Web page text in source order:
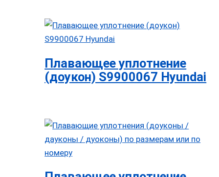
Плавающее уплотнение
(доукон) S9900067 Hyundai